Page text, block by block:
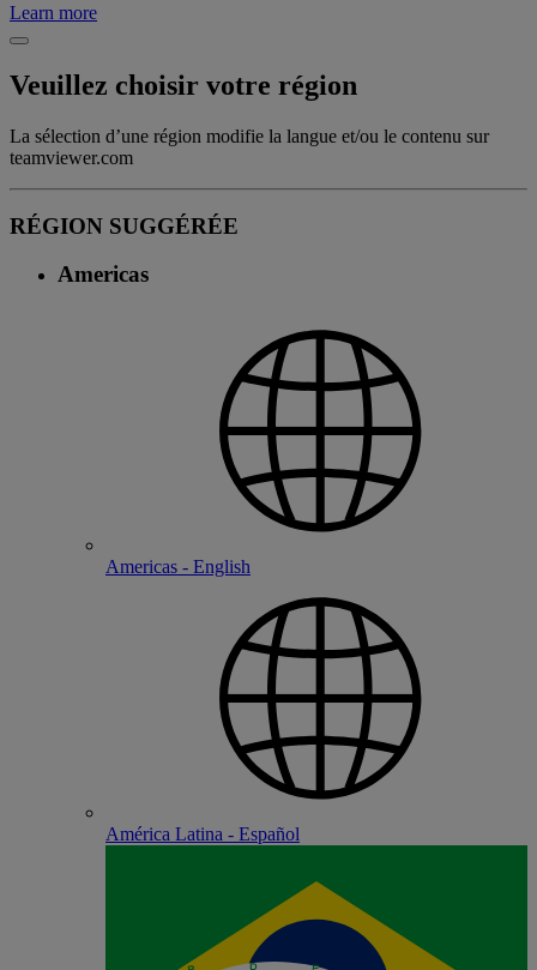
Learn more
Veuillez choisir votre région
La sélection d’une région modifie la langue et/ou le contenu sur
teamviewer.com
RÉGION SUGGÉRÉE
Americas
Americas - English
América Latina - Español